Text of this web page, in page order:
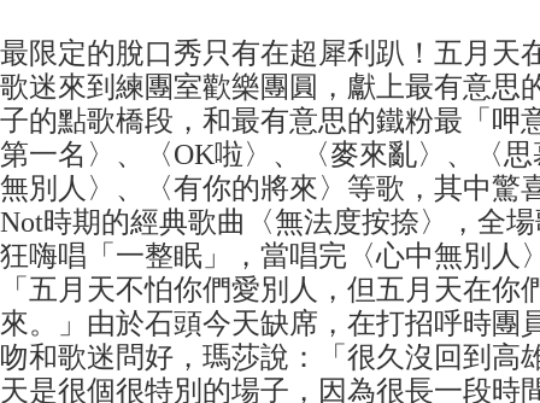
最限定的脫口秀只有在超犀利趴！五月天
歌迷來到練團室歡樂團圓，獻上最有意思
子的點歌橋段，和最有意思的鐵粉最「呷
第一名〉、〈OK啦〉、〈麥來亂〉、〈
無別人〉、〈有你的將來〉等歌，其中驚
Not時期的經典歌曲〈無法度按捺〉，全
狂嗨唱「一整眠」，當唱完〈心中無別人
「五月天不怕你們愛別人，但五月天在你
來。」由於石頭今天缺席，在打招呼時團
吻和歌迷問好，瑪莎說：「很久沒回到高
天是很個很特別的場子，因為很長一段時